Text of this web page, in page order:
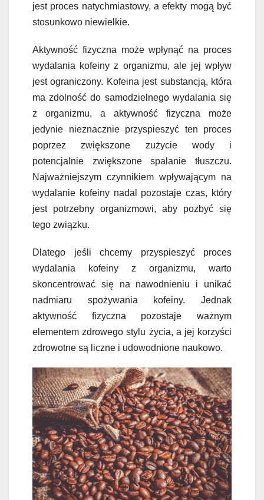
jest proces natychmiastowy, a efekty mogą być
stosunkowo niewielkie.
Aktywność fizyczna może wpłynąć na proces
wydalania kofeiny z organizmu, ale jej wpływ
jest ograniczony. Kofeina jest substancją, która
ma zdolność do samodzielnego wydalania się
z organizmu, a aktywność fizyczna może
jedynie nieznacznie przyspieszyć ten proces
poprzez zwiększone zużycie wody i
potencjalnie zwiększone spalanie tłuszczu.
Najważniejszym czynnikiem wpływającym na
wydalanie kofeiny nadal pozostaje czas, który
jest potrzebny organizmowi, aby pozbyć się
tego związku.
Dlatego jeśli chcemy przyspieszyć proces
wydalania kofeiny z organizmu, warto
skoncentrować się na nawodnieniu i unikać
nadmiaru spożywania kofeiny. Jednak
aktywność fizyczna pozostaje ważnym
elementem zdrowego stylu życia, a jej korzyści
zdrowotne są liczne i udowodnione naukowo.